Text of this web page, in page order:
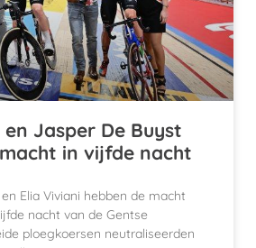
Jasper De Buyst
in vijfde nacht
Elia Viviani hebben de macht
nacht van de Gentse
ploegkoersen neutraliseerden